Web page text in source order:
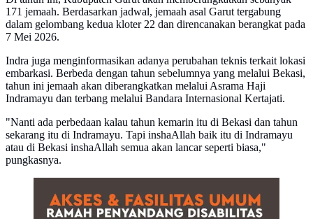
171 jemaah. Berdasarkan jadwal, jemaah asal Garut tergabung
dalam gelombang kedua kloter 22 dan direncanakan berangkat pada
7 Mei 2026.
Indra juga menginformasikan adanya perubahan teknis terkait lokasi
embarkasi. Berbeda dengan tahun sebelumnya yang melalui Bekasi,
tahun ini jemaah akan diberangkatkan melalui Asrama Haji
Indramayu dan terbang melalui Bandara Internasional Kertajati.
"Nanti ada perbedaan kalau tahun kemarin itu di Bekasi dan tahun
sekarang itu di Indramayu. Tapi inshaAllah baik itu di Indramayu
atau di Bekasi inshaAllah semua akan lancar seperti biasa,"
pungkasnya.
Penyandang Disabilitas. (Liputan6.com/Triyasni)